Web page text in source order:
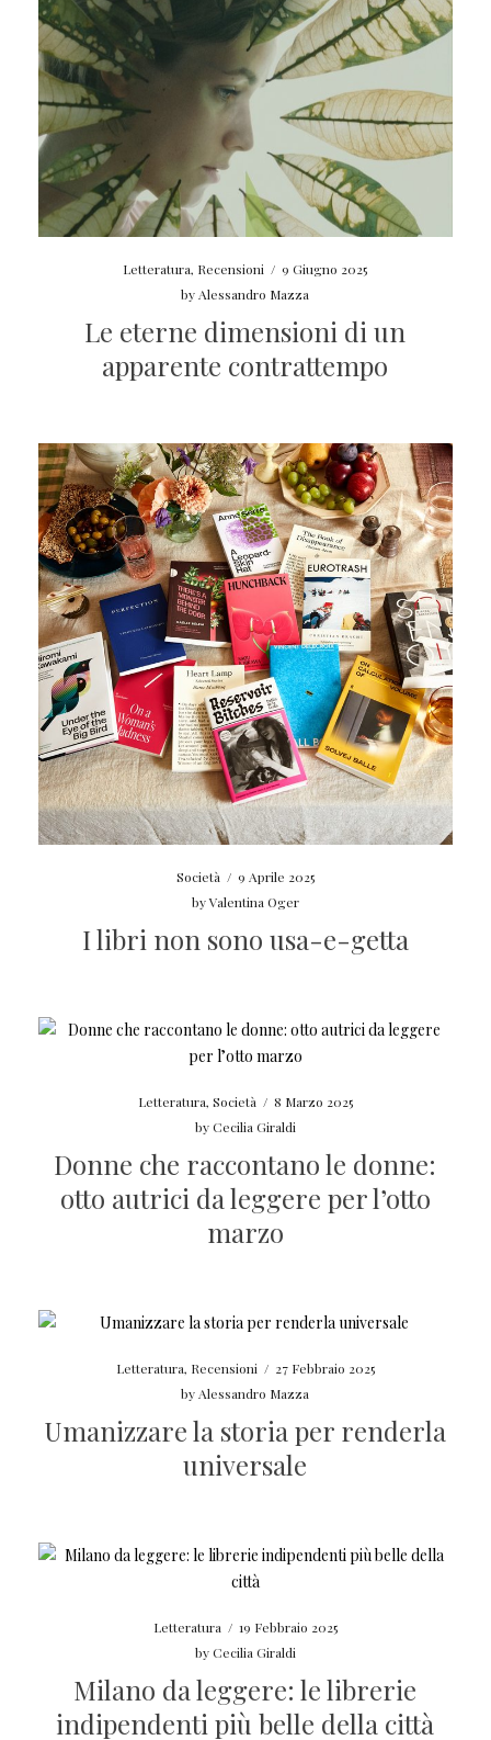
Letteratura, Recensioni / 9 Giugno 2025
by Alessandro Mazza
Le eterne dimensioni di un
apparente contrattempo
Società / 9 Aprile 2025
byValentina Oger
I libri non sono usa-e-getta
Letteratura, Società / 8 Marzo 2025
byCecilia Giraldi
Donne che raccontano le donne:
otto autrici da leggere per l’otto
marzo
Letteratura, Recensioni / 27 Febbraio 2025
by Alessandro Mazza
Umanizzare la storia per renderla
universale
Letteratura / 19 Febbraio 2025
byCecilia Giraldi
Milano da leggere: le librerie
indipendenti più belle della città